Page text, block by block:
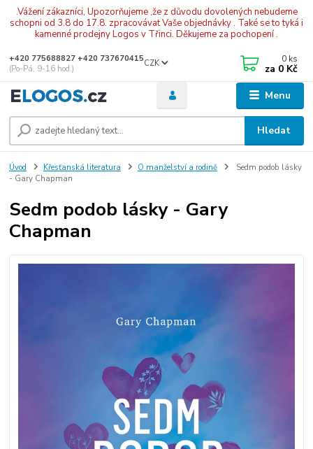
.Vážení zákazníci, Upozorňujeme ,že z důvodu dovolených nebudeme
schopni od 3.8 do 17.8. zpracovávat Vaše objednávky . Také se to tyká i
kamenné prodejny Logos v Třinci. Děkujeme za pochopení .
Menu
CZK
Hledat
+420 775688827 +420 737670415
(Po-Pá, 9-16 hod.)
0 ks
za 0 Kč
Úvod Křesťanská literatura O manželství a rodině
Sedm podob lásky
- Gary Chapman
Sedm podob lásky - Gary
Chapman